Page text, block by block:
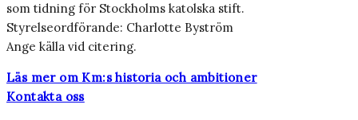
som tidning för Stockholms katolska stift.
Styrelseordförande: Charlotte Byström
Ange källa vid citering.
Läs mer om Km:s historia och ambitioner
Kontakta oss